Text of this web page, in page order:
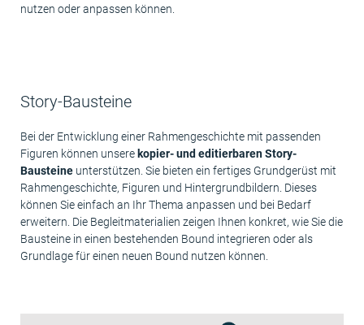
nutzen oder anpassen können.
Story-Bausteine
Bei der Entwicklung einer Rahmengeschichte mit passenden
Figuren können unsere kopier- und editierbaren Story-
Bausteine unterstützen. Sie bieten ein fertiges Grundgerüst mit
Rahmengeschichte, Figuren und Hintergrundbildern. Dieses
können Sie einfach an Ihr Thema anpassen und bei Bedarf
erweitern. Die Begleitmaterialien zeigen Ihnen konkret, wie Sie die
Bausteine in einen bestehenden Bound integrieren oder als
Grundlage für einen neuen Bound nutzen können.